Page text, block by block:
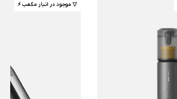
▽ موجود در انبار مکعب ⚡️